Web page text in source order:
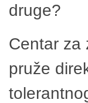
druge?
Centar za
pruže